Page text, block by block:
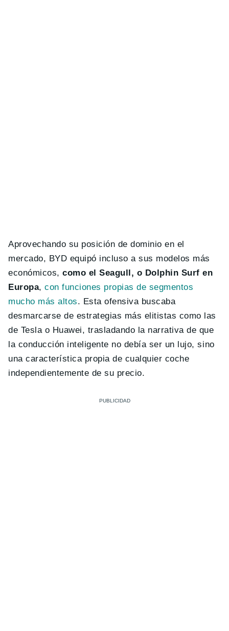
Aprovechando su posición de dominio en el
mercado, BYD equipó incluso a sus modelos más
económicos,como el Seagull, o Dolphin Surf en
Europa,con funciones propias de segmentos
mucho más altos. Esta ofensiva buscaba
desmarcarse de estrategias más elitistas como las
de Tesla o Huawei, trasladando la narrativa de que
la conducción inteligente no debía ser un lujo, sino
una característica propia de cualquier coche
independientemente de su precio.